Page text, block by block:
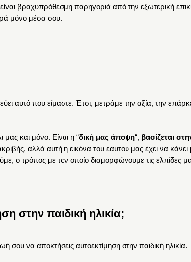
βραχυπρόθεσμη παρηγοριά από την εξωτερική
μόνο μέσα σου.
αυτό που είμαστε. Έτσι, μετράμε την αξία, την
μας και μόνο. Είναι η “δική μας άποψη“, βασίζεται
αλλά αυτή η εικόνα του εαυτού μας έχει να
ο τρόπος με τον οποίο διαμορφώνουμε τις ελπίδες
στην παιδική ηλικία;
σου να αποκτήσεις αυτοεκτίμηση στην παιδική ηλικία.